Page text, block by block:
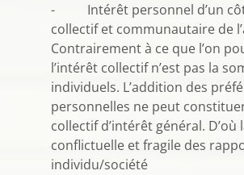
- Intérêt personnel d’un
collectif et communautaire de
Contrairement à ce que l’on
l’intérêt collectif n’est pas la
individuels. L’addition des
personnelles ne peut
collectif d’intérêt général. D’où
conflictuelle et fragile des
individu/société